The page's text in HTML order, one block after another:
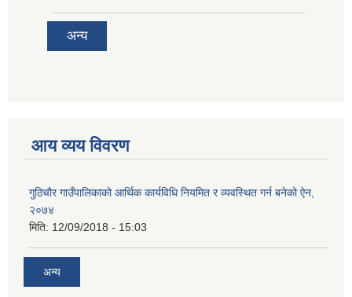
अन्य
आय व्यय विवरण
गुठिचौर गाउँपालिकाको आर्थिक कार्यविधि नियमित र व्यवस्थित गर्न बनेको ऐन,
२०७४
मिति: 12/09/2018 - 15:03
अन्य